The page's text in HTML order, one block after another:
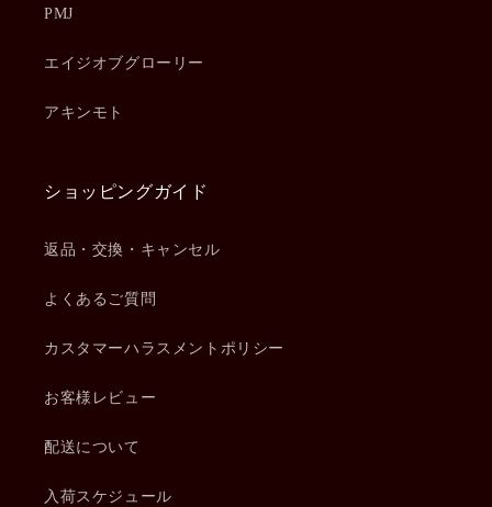
PMJ
エイジオブグローリー
アキンモト
ショッピングガイド
返品・交換・キャンセル
よくあるご質問
カスタマーハラスメントポリシー
お客様レビュー
配送について
入荷スケジュール